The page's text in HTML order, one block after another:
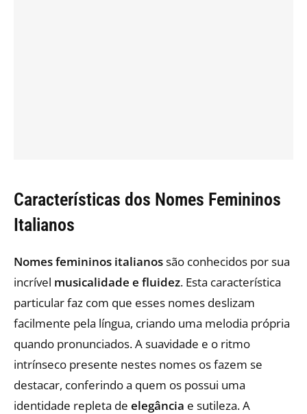
Características dos Nomes Femininos
Italianos
Nomes femininos italianossão conhecidos por sua
incrível musicalidade e fluidez. Esta característica
particular faz com que esses nomes deslizam
facilmente pela língua, criando uma melodia própria
quando pronunciados. A suavidade e o ritmo
intrínseco presente nestes nomes os fazem se
destacar, conferindo a quem os possui uma
identidade repleta de elegância e sutileza. A